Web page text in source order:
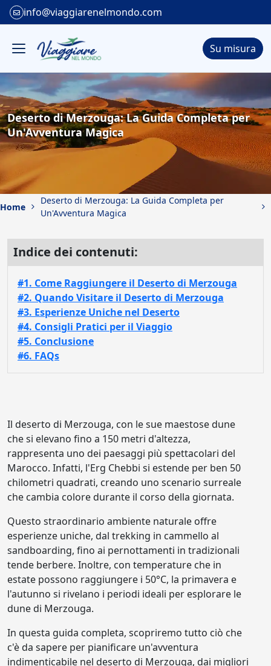
info@viaggiarenelmondo.com
Su misura
Deserto di Merzouga: La Guida Completa per
Un'Avventura Magica
Home
Deserto di Merzouga: La Guida Completa per
Un'Avventura Magica
Indice dei contenuti:
#1. Come Raggiungere il Deserto di Merzouga
#2. Quando Visitare il Deserto di Merzouga
#3. Esperienze Uniche nel Deserto
#4. Consigli Pratici per il Viaggio
#5. Conclusione
#6. FAQs
Il deserto di Merzouga, con le sue maestose dune
che si elevano fino a 150 metri d'altezza,
rappresenta uno dei paesaggi più spettacolari del
Marocco. Infatti, l'Erg Chebbi si estende per ben 50
chilometri quadrati, creando uno scenario surreale
che cambia colore durante il corso della giornata.
Questo straordinario ambiente naturale offre
esperienze uniche, dal trekking in cammello al
sandboarding, fino ai pernottamenti in tradizionali
tende berbere. Inoltre, con temperature che in
estate possono raggiungere i 50°C, la primavera e
l'autunno si rivelano i periodi ideali per esplorare le
dune di Merzouga.
In questa guida completa, scopriremo tutto ciò che
c'è da sapere per pianificare un'avventura
indimenticabile nel deserto di Merzouga, dai migliori